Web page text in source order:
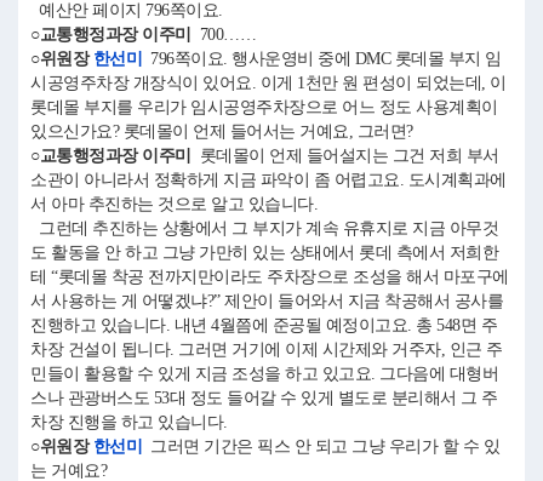
예산안 페이지 796쪽이요.
○교통행정과장 이주미
700……
○위원장 한선미
796쪽이요. 행사운영비 중에 DMC 롯데몰 부지 임
시공영주차장 개장식이 있어요. 이게 1천만 원 편성이 되었는데, 이
롯데몰 부지를 우리가 임시공영주차장으로 어느 정도 사용계획이
있으신가요? 롯데몰이 언제 들어서는 거예요, 그러면?
○교통행정과장 이주미
롯데몰이 언제 들어설지는 그건 저희 부서
소관이 아니라서 정확하게 지금 파악이 좀 어렵고요. 도시계획과에
서 아마 추진하는 것으로 알고 있습니다.
그런데 추진하는 상황에서 그 부지가 계속 유휴지로 지금 아무것
도 활동을 안 하고 그냥 가만히 있는 상태에서 롯데 측에서 저희한
테 “롯데몰 착공 전까지만이라도 주차장으로 조성을 해서 마포구에
서 사용하는 게 어떻겠냐?” 제안이 들어와서 지금 착공해서 공사를
진행하고 있습니다. 내년 4월쯤에 준공될 예정이고요. 총 548면 주
차장 건설이 됩니다. 그러면 거기에 이제 시간제와 거주자, 인근 주
민들이 활용할 수 있게 지금 조성을 하고 있고요. 그다음에 대형버
스나 관광버스도 53대 정도 들어갈 수 있게 별도로 분리해서 그 주
차장 진행을 하고 있습니다.
○위원장 한선미
그러면 기간은 픽스 안 되고 그냥 우리가 할 수 있
는 거예요?